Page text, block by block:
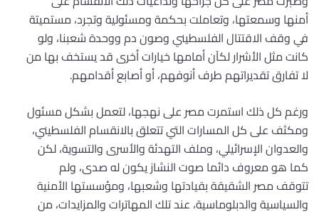
أمنها وسمعتها، وتعاملت بحكمة ومسئولية وتجرد، مستميتة
في وقف الاقتتال الفلسطيني وصون دم ووحدة شعبنا، ولو
كانت مثل الأشرار لكآن أمامها خيارات أخرى قد يستخف بها من
لا تفارق تقديراتهم طرف أنوفهم، أو أصابع أقدامهم.
ورغم كل ذلك استمرت مصر على نهجها، لتعمل بشكل مسئول
ومكثف على كل المسارات التي تتعلق بالانقسام الفلسطيني،
والعدوان الإسرائيلي، وملف التهدئة والأسرى والتسوية، لكن
كما هو معروف دائما صوت النشاز يكون له صدى، ولم
تتوقف مصر الشقيقة بقيادتها وشعبها، ومؤسستها الأمنية
والسياسية والدبلوماسية، عند تلك المهاترات والمزايدات، من